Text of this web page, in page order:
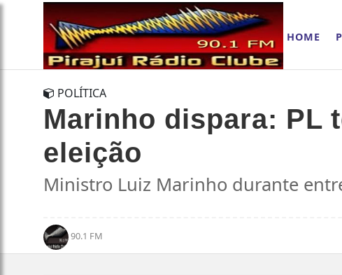
HOME
POLÍTICA
Marinho dispara: PL
eleição
Ministro Luiz Marinho durante
90.1 FM